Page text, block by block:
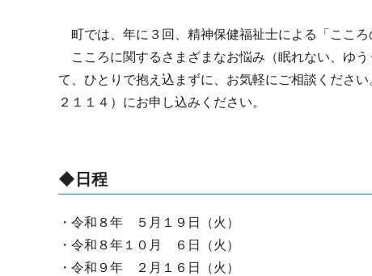
町では、年に３回、精神保健福祉士による「こころ
こころに関するさまざまなお悩み（眠れない、ゆ
て、ひとりで抱え込まずに、お気軽にご相談ください
２１１４）にお申し込みください。
◆日程
・令和８年 ５月１９日（火）
・令和８年１０月 ６日（火）
・令和９年 ２月１６日（火）